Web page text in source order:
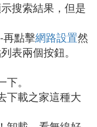
搜索結果，但是
點擊網路設置然
表兩個按鈕。
。
下載之家這種大